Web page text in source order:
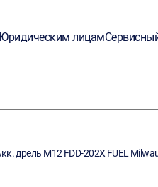
лицам
дрель M12 FDD-202X FUEL